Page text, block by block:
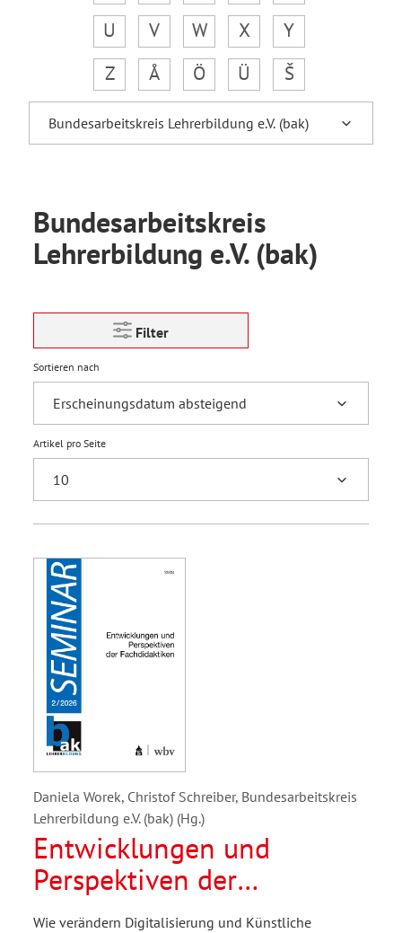
U
V W X
Y
Z
Å Ö Ü Š
Bundesarbeitskreis
Lehrerbildung e.V. (bak)
Filter
Sortieren nach
Artikel pro Seite
Daniela Worek, Christof Schreiber, Bundesarbeitskreis
Lehrerbildung e.V. (bak) (Hg.)
Entwicklungen und
Perspektiven der
Fachdidaktiken
Wie verändern Digitalisierung und Künstliche